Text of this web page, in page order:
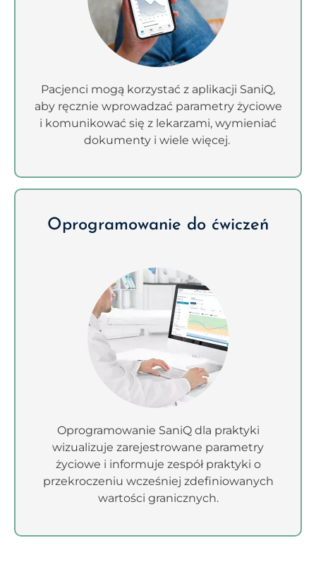
Pacjenci mogą korzystać z aplikacji SaniQ,
aby ręcznie wprowadzać parametry życiowe
i komunikować się z lekarzami, wymieniać
dokumenty i wiele więcej.
Oprogramowanie do ćwiczeń
Oprogramowanie SaniQ dla praktyki
wizualizuje zarejestrowane parametry
życiowe i informuje zespół praktyki o
przekroczeniu wcześniej zdefiniowanych
wartości granicznych.